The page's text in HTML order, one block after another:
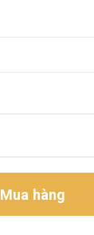
Mua hàng